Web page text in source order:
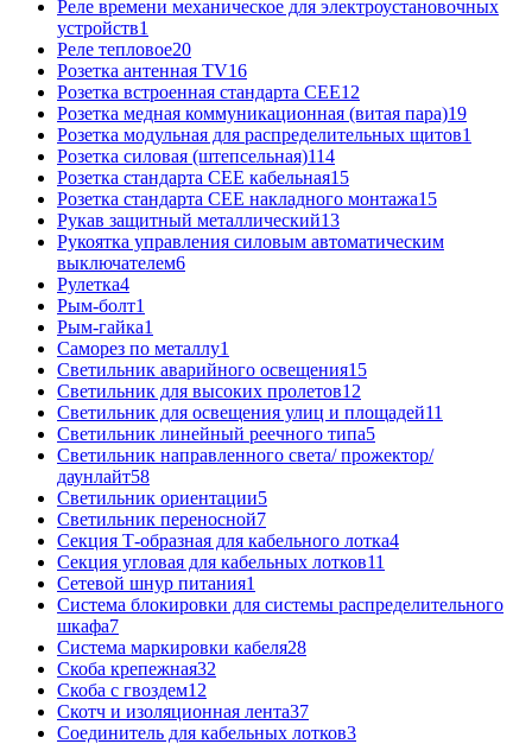
Реле времени механическое для электроустановочных
устройств1
Реле тепловое20
Розетка антенная TV16
Розетка встроенная стандарта CEE12
Розетка медная коммуникационная (витая пара)19
Розетка модульная для распределительных щитов1
Розетка силовая (штепсельная)114
Розетка стандарта СЕЕ кабельная15
Розетка стандарта СЕЕ накладного монтажа15
Рукав защитный металлический13
Рукоятка управления силовым автоматическим
выключателем6
Рулетка4
Рым-болт1
Рым-гайка1
Саморез по металлу1
Светильник аварийного освещения15
Светильник для высоких пролетов12
Светильник для освещения улиц и площадей11
Светильник линейный реечного типа5
Светильник направленного света/ прожектор/
даунлайт58
Светильник ориентации5
Светильник переносной7
Секция Т-образная для кабельного лотка4
Секция угловая для кабельных лотков11
Сетевой шнур питания1
Система блокировки для системы распределительного
шкафа7
Система маркировки кабеля28
Скоба крепежная32
Скоба с гвоздем12
Скотч и изоляционная лента37
Соединитель для кабельных лотков3